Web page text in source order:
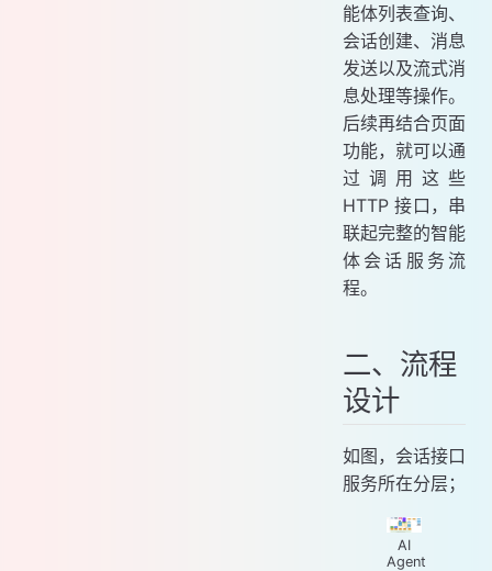
能体列表查询、
会话创建、消息
发送以及流式消
息处理等操作。
后续再结合页面
功能，就可以通
过调用这些
HTTP 接口，串
联起完整的智能
体会话服务流
程。
二、流程
设计
如图，会话接口
服务所在分层；
AI
Agent